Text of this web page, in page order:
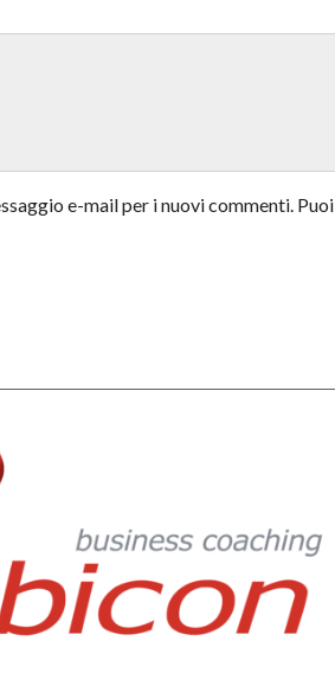
e-mail per i nuovi commenti. Puoi